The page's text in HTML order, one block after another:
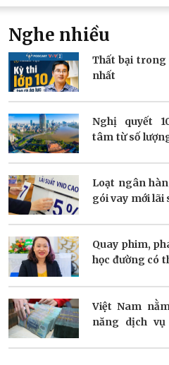
Nghe nhiều
Thất bại
nhất
Nghị quyết
tâm từ số
Loạt ngân
gói vay mới lãi
Quay phim,
học đường có
Việt Nam
năng dịch